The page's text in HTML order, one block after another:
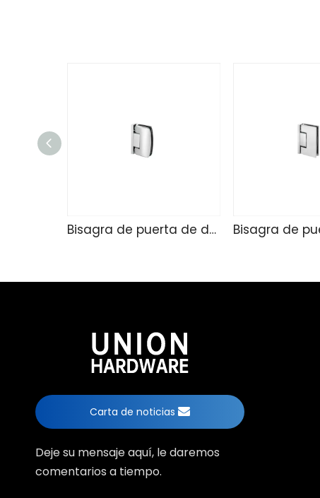
Bisagra de puerta de ducha de vidrio TD4257
Carta de noticias
Deje su mensaje aquí, le daremos
comentarios a tiempo.